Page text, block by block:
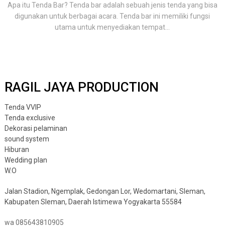
Apa itu Tenda Bar? Tenda bar adalah sebuah jenis tenda yang bisa
digunakan untuk berbagai acara. Tenda bar ini memiliki fungsi
utama untuk menyediakan tempat...
RAGIL JAYA PRODUCTION
Tenda VVIP
Tenda exclusive
Dekorasi pelaminan
sound system
Hiburan
Wedding plan
W.O
Jalan Stadion, Ngemplak, Gedongan Lor, Wedomartani, Sleman,
Kabupaten Sleman, Daerah Istimewa Yogyakarta 55584
wa 085643810905